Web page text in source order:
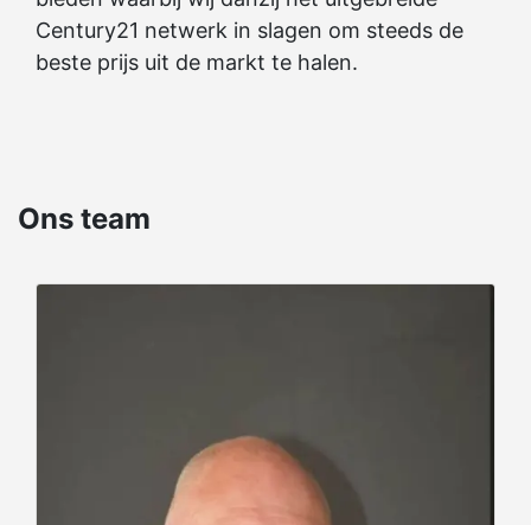
Century21 netwerk in slagen om steeds de
beste prijs uit de markt te halen.
Ons team